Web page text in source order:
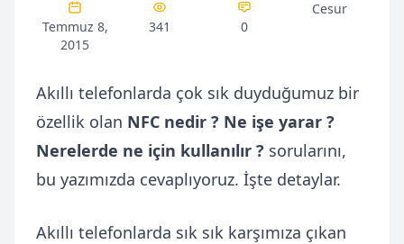
Temmuz 8,
2015
341 0
Cesur
Akıllı telefonlarda çok sık duyduğumuz bir
özellik olan NFC nedir ? Ne işe yarar ?
Nerelerde ne için kullanılır ? sorularını,
bu yazımızda cevaplıyoruz. İşte detaylar.
Akıllı telefonlarda sık sık karşımıza çıkan